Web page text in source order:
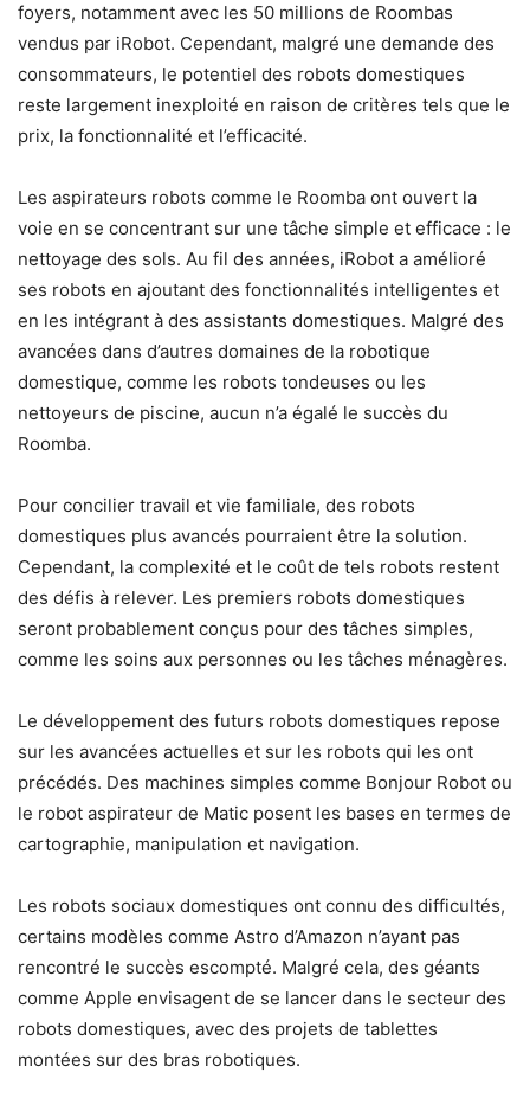
foyers, notamment avec les 50 millions de Roombas
vendus par iRobot. Cependant, malgré une demande des
consommateurs, le potentiel des robots domestiques
reste largement inexploité en raison de critères tels que le
prix, la fonctionnalité et l’efficacité.
Les aspirateurs robots comme le Roomba ont ouvert la
voie en se concentrant sur une tâche simple et efficace : le
nettoyage des sols. Au fil des années, iRobot a amélioré
ses robots en ajoutant des fonctionnalités intelligentes et
en les intégrant à des assistants domestiques. Malgré des
avancées dans d’autres domaines de la robotique
domestique, comme les robots tondeuses ou les
nettoyeurs de piscine, aucun n’a égalé le succès du
Roomba.
Pour concilier travail et vie familiale, des robots
domestiques plus avancés pourraient être la solution.
Cependant, la complexité et le coût de tels robots restent
des défis à relever. Les premiers robots domestiques
seront probablement conçus pour des tâches simples,
comme les soins aux personnes ou les tâches ménagères.
Le développement des futurs robots domestiques repose
sur les avancées actuelles et sur les robots qui les ont
précédés. Des machines simples comme Bonjour Robot ou
le robot aspirateur de Matic posent les bases en termes de
cartographie, manipulation et navigation.
Les robots sociaux domestiques ont connu des difficultés,
certains modèles comme Astro d’Amazon n’ayant pas
rencontré le succès escompté. Malgré cela, des géants
comme Apple envisagent de se lancer dans le secteur des
robots domestiques, avec des projets de tablettes
montées sur des bras robotiques.